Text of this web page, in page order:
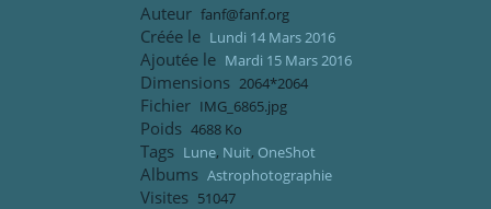
Auteur fanf@fanf.org
Créée le Lundi 14 Mars 2016
Ajoutée le Mardi 15 Mars 2016
Dimensions 2064*2064
Fichier IMG_6865.jpg
Poids 4688 Ko
Tags Lune, Nuit, OneShot
Albums Astrophotographie
Visites 51047